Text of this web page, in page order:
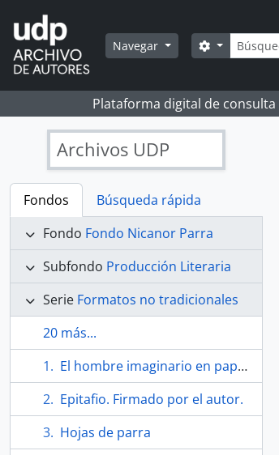
Skip to main content
Navegar Search
Plataforma digital de
Archivos UDP
Fondos
Búsqueda rápida
Fondo Fondo Nicanor Parra
Subfondo Producción Literaria
Serie Formatos no tradicionales
20 más...
El hombre imaginario en papel gris
Epitafio. Firmado por el autor.
Hojas de parra